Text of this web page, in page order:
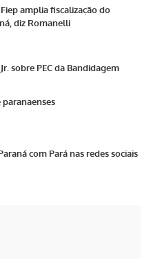
amplia fiscalização do
diz Romanelli
sobre PEC da Bandidagem
paranaenses
com Pará nas redes sociais